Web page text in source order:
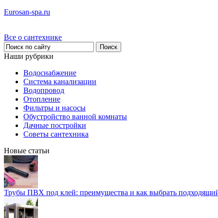
Eurosan-spa.ru
Все о сантехнике
Наши рубрики
Водоснабжение
Система канализации
Водопровод
Отопление
Фильтры и насосы
Обустройство ванной комнаты
Дачные постройки
Советы сантехника
Новые статьи
Трубы ПВХ под клей: преимущества и как выбрать